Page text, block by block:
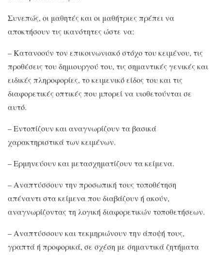
Συνεπώς, οι μαθητές και οι μαθήτριες πρέπει να
αποκτήσουν τις ικανότητες ώστε να:
– Κατανοούν τον επικοινωνιακό στόχο του κειμένου, τις
προθέσεις του δημιουργού του, τις σημαντικές γενικές και
ειδικές πληροφορίες, το κειμενικό είδος του και τις
διαφορετικές οπτικές που μπορεί να υιοθετούνται σε
αυτό.
– Εντοπίζουν και αναγνωρίζουν τα βασικά
χαρακτηριστικά των κειμένων.
– Ερμηνεύουν και μετασχηματίζουν τα κείμενα.
– Αναπτύσσουν την προσωπική τους τοποθέτηση
απέναντι στα κείμενα που διαβάζουν ή ακούν,
αναγνωρίζοντας τη λογική διαφορετικών τοποθετήσεων.
– Αναπτύσσουν και τεκμηριώνουν την άποψή τους,
γραπτά ή προφορικά, σε σχέση με σημαντικά ζητήματα